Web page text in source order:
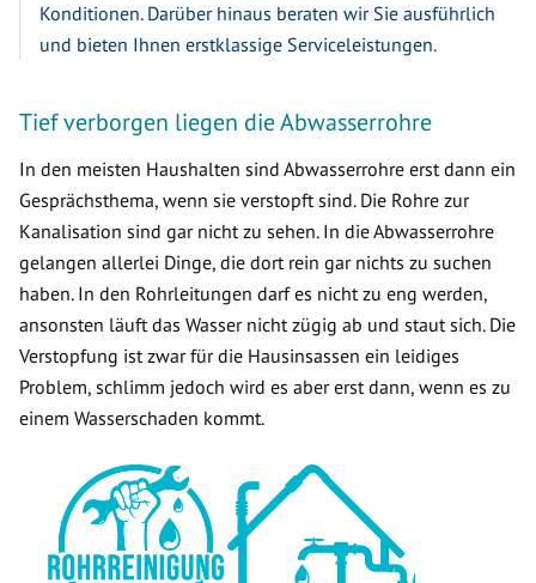
Konditionen. Darüber hinaus beraten wir Sie ausführlich
und bieten Ihnen erstklassige Serviceleistungen.
Tief verborgen liegen die Abwasserrohre
In den meisten Haushalten sind Abwasserrohre erst dann ein
Gesprächsthema, wenn sie verstopft sind. Die Rohre zur
Kanalisation sind gar nicht zu sehen. In die Abwasserrohre
gelangen allerlei Dinge, die dort rein gar nichts zu suchen
haben. In den Rohrleitungen darf es nicht zu eng werden,
ansonsten läuft das Wasser nicht zügig ab und staut sich. Die
Verstopfung ist zwar für die Hausinsassen ein leidiges
Problem, schlimm jedoch wird es aber erst dann, wenn es zu
einem Wasserschaden kommt.